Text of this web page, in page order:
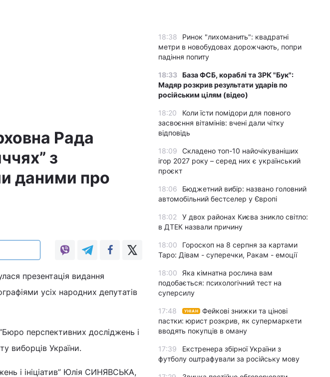
Рада
з
даними про
презентація видання
усіх народних депутатів
перспективних досліджень і
виборців України.
і ініціатив” Юлія СИНЯВСЬКА,
18:38
Ринок "лихоманить": квадратні
метри в новобудовах дорожчають, попри
падіння попиту
18:33 База ФСБ, кораблі та ЗРК "Бук":
Мадяр розкрив результати ударів по
російським цілям (відео)
18:20
Коли їсти помідори для повного
засвоєння вітамінів: вчені дали чітку
відповідь
18:09
Складено топ-10 найочікуваніших
ігор 2027 року – серед них є український
проєкт
18:06
Бюджетний вибір: названо головний
автомобільний бестселер у Європі
18:02
У двох районах Києва зникло світло:
в ДТЕК назвали причину
18:00
Гороскоп на 8 серпня за картами
Таро: Дівам - суперечки, Ракам - емоції
18:00
Яка кімнатна рослина вам
подобається: психологічний тест на
суперсилу
17:48 УНІАН
Фейкові знижки та цінові
пастки: юрист розкрив, як супермаркети
вводять покупців в оману
17:39
Екстренера збірної України з
футболу оштрафували за російську мову